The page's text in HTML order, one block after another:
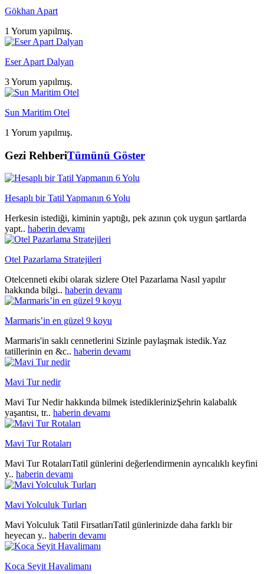
Gökhan Apart
1 Yorum yapılmış.
Eser Apart Dalyan
3 Yorum yapılmış.
Sun Maritim Otel
1 Yorum yapılmış.
Gezi RehberiTümünü Göster
Hesaplı bir Tatil Yapmanın 6 Yolu
Herkesin istediği, kiminin yaptığı, pek azının çok uygun şartlarda
yapt.. haberin devamı
Otel Pazarlama Stratejileri
Otelcenneti ekibi olarak sizlere Otel Pazarlama Nasıl yapılır
hakkında bilgi.. haberin devamı
Marmaris’in en güzel 9 koyu
Marmaris'in saklı cennetlerini Sizinle paylaşmak istedik.Yaz
tatillerinin en &c.. haberin devamı
Mavi Tur nedir
Mavi Tur Nedir hakkında bilmek istediklerinizŞehrin kalabalık
yaşantısı, tr.. haberin devamı
Mavi Tur Rotaları
Mavi Tur RotalarıTatil günlerini değerlendirmenin ayrıcalıklı keyfini
y.. haberin devamı
Mavi Yolculuk Turları
Mavi Yolculuk Tatil FirsatlarıTatil günlerinizde daha farklı bir
heyecan y.. haberin devamı
Koca Seyit Havalimanı